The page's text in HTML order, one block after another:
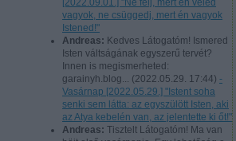
[2022.09.01.] "Ne félj, mert én veled
vagyok, ne csüggedj, mert én vagyok
Istened!"
Andreas: Kedves Látogatóm! Ismered
Isten váltságának egyszerű tervét?
Innen is megismerheted:
garainyh.blog... (2022.05.29. 17:44) -
Vasárnap [2022.05.29.] "Istent soha
senki sem látta: az egyszülött Isten, aki
az Atya kebelén van, az jelentette ki őt!"
Andreas: Tisztelt Látogatóm! Ma van